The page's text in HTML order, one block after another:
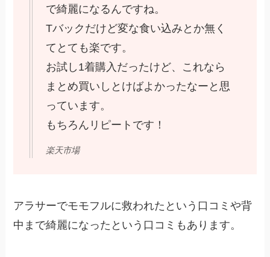
で綺麗になるんですね。
Tバックだけど変な食い込みとか無く
てとても楽です。
お試し1着購入だったけど、これなら
まとめ買いしとけばよかったなーと思
っています。
もちろんリピートです！
楽天市場
アラサーでモモフルに救われたという口コミや背
中まで綺麗になったという口コミもあります。